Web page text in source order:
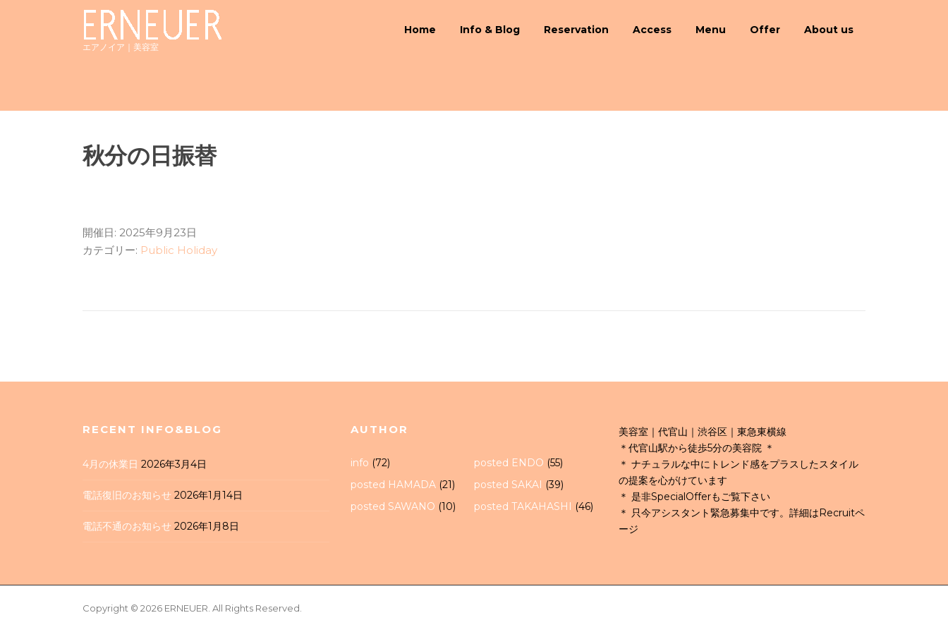
エアノイア｜美容室
Home Info & Blog Reservation Access Menu Offer About us
秋分の日振替
開催日: 2025年9月23日
カテゴリー: Public Holiday
RECENT INFO&BLOG
4月の休業日 2026年3月4日
電話復旧のお知らせ 2026年1月14日
電話不通のお知らせ 2026年1月8日
AUTHOR
info (72) posted ENDO (55)
posted HAMADA (21) posted SAKAI (39)
posted SAWANO (10) posted TAKAHASHI (46)
美容室｜代官山｜渋谷区｜東急東横線
＊代官山駅から徒歩5分の美容院 ＊
＊ ナチュラルな中にトレンド感をプラスしたスタイル
の提案を心がけています
＊ 是非SpecialOfferもご覧下さい
＊ 只今アシスタント緊急募集中です。詳細はRecruitペ
ージ
Copyright © 2026 ERNEUER. All Rights Reserved.
Screenr